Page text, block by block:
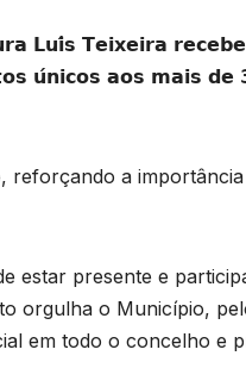
𝗟𝘂𝗶́𝘀 𝗧𝗲𝗶𝘅𝗲𝗶𝗿𝗮
𝘂́𝗻𝗶𝗰𝗼𝘀 𝗮𝗼𝘀 𝗺𝗮𝗶𝘀 𝗱𝗲
a
estar presente e
orgulha o Município,
em todo o concelho e